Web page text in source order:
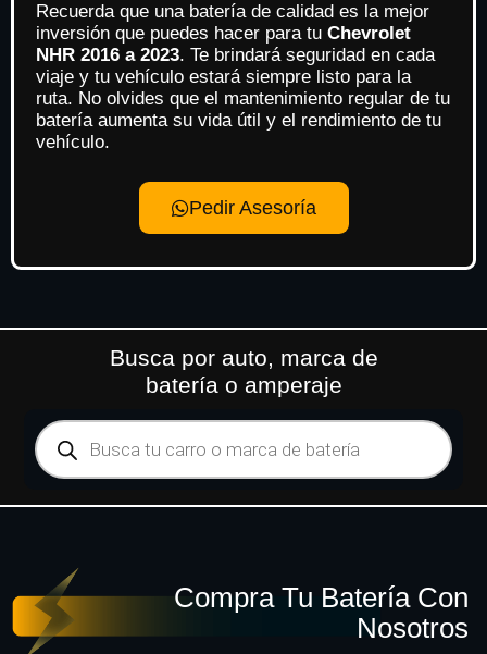
Recuerda que una batería de calidad es la mejor
inversión que puedes hacer para tu Chevrolet
NHR 2016 a 2023. Te brindará seguridad en cada
viaje y tu vehículo estará siempre listo para la
ruta. No olvides que el mantenimiento regular de tu
batería aumenta su vida útil y el rendimiento de tu
vehículo.
Pedir Asesoría
Busca por auto, marca de
batería o amperaje
Compra Tu Batería Con
Nosotros